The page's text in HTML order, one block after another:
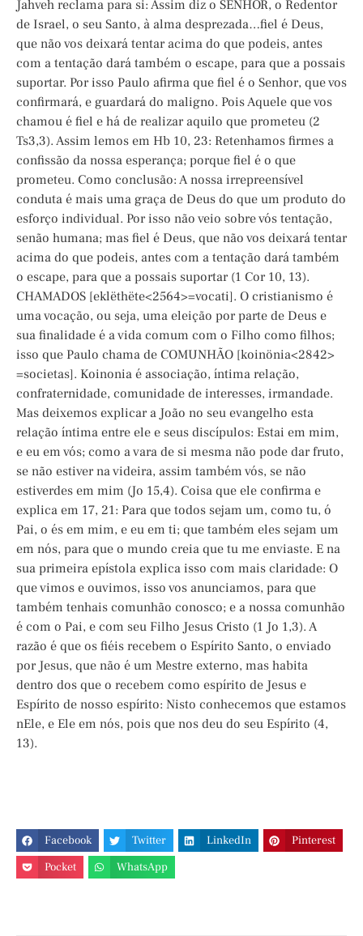
Jahveh reclama para si: Assim diz o SENHOR, o Redentor
de Israel, o seu Santo, à alma desprezada…fiel é Deus,
que não vos deixará tentar acima do que podeis, antes
com a tentação dará também o escape, para que a possais
suportar. Por isso Paulo afirma que fiel é o Senhor, que vos
confirmará, e guardará do maligno. Pois Aquele que vos
chamou é fiel e há de realizar aquilo que prometeu (2
Ts3,3). Assim lemos em Hb 10, 23: Retenhamos firmes a
confissão da nossa esperança; porque fiel é o que
prometeu. Como conclusão: A nossa irrepreensível
conduta é mais uma graça de Deus do que um produto do
esforço individual. Por isso não veio sobre vós tentação,
senão humana; mas fiel é Deus, que não vos deixará tentar
acima do que podeis, antes com a tentação dará também
o escape, para que a possais suportar (1 Cor 10, 13).
CHAMADOS [eklëthëte<2564>=vocati]. O cristianismo é
uma vocação, ou seja, uma eleição por parte de Deus e
sua finalidade é a vida comum com o Filho como filhos;
isso que Paulo chama de COMUNHÃO [koinönia<2842>
=societas]. Koinonia é associação, íntima relação,
confraternidade, comunidade de interesses, irmandade.
Mas deixemos explicar a João no seu evangelho esta
relação íntima entre ele e seus discípulos: Estai em mim,
e eu em vós; como a vara de si mesma não pode dar fruto,
se não estiver na videira, assim também vós, se não
estiverdes em mim (Jo 15,4). Coisa que ele confirma e
explica em 17, 21: Para que todos sejam um, como tu, ó
Pai, o és em mim, e eu em ti; que também eles sejam um
em nós, para que o mundo creia que tu me enviaste. E na
sua primeira epístola explica isso com mais claridade: O
que vimos e ouvimos, isso vos anunciamos, para que
também tenhais comunhão conosco; e a nossa comunhão
é com o Pai, e com seu Filho Jesus Cristo (1 Jo 1,3). A
razão é que os fiéis recebem o Espírito Santo, o enviado
por Jesus, que não é um Mestre externo, mas habita
dentro dos que o recebem como espírito de Jesus e
Espírito de nosso espírito: Nisto conhecemos que estamos
nEle, e Ele em nós, pois que nos deu do seu Espírito (4,
13).
Facebook Twitter LinkedIn
Pinterest
Pocket
WhatsApp